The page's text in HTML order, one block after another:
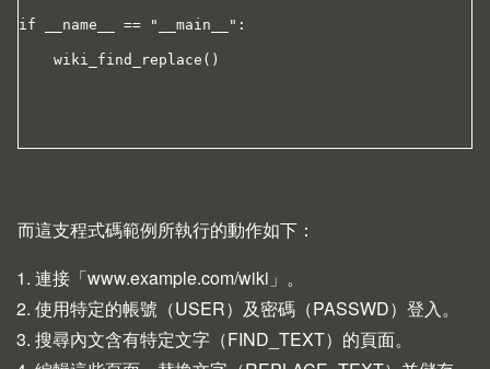
if __name__ == "__main__":
    wiki_find_replace()
而這支程式碼範例所執行的動作如下：
連接「www.example.com/wiki」。
使用特定的帳號（USER）及密碼（PASSWD）登入。
搜尋內文含有特定文字（FIND_TEXT）的頁面。